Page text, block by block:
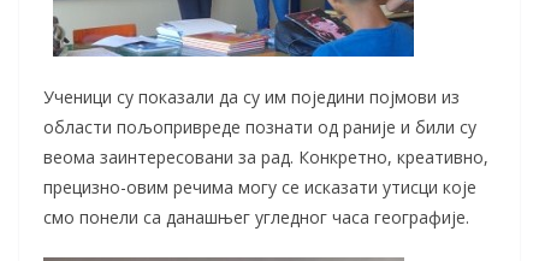
Ученици су показали да су им поједини појмови из
области пољопривреде познати од раније и били су
веома заинтересовани за рад. Конкретно, креативно,
прецизно-овим речима могу се исказати утисци које
смо понели са данашњег угледног часа географије.